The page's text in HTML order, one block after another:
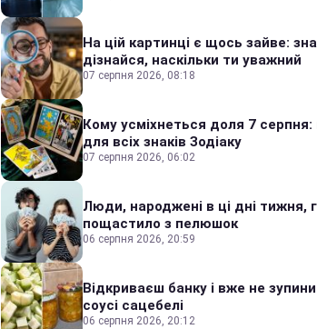
На цій картинці є щось зайве:
дізнайся, наскільки ти уважний
07 серпня 2026, 08:18
Кому усміхнеться доля 7
для всіх знаків Зодіаку
07 серпня 2026, 06:02
Люди, народжені в ці дні тижня,
пощастило з пелюшок
06 серпня 2026, 20:59
Відкриваєш банку і вже не
соусі сацебелі
06 серпня 2026, 20:12